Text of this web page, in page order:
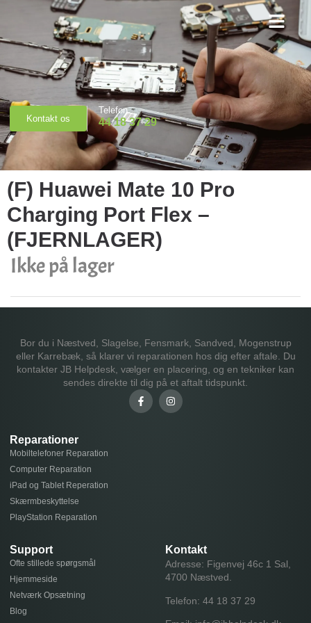
Kontakt os
Telefon
44 18 37 29
(F) Huawei Mate 10 Pro
Charging Port Flex –
(FJERNLAGER)
Ikke på lager
Bor du i Næstved, Slagelse, Fensmark, Sandved, Mogenstrup
eller Karrebæk, så klarer vi reparationen hos dig efter aftale. Du
kontakter JB Helpdesk, vælger en placering, og en tekniker kan
sendes direkte til dig på et aftalt tidspunkt.
Reparationer
Mobiltelefoner Reparation
Computer Reparation
iPad og Tablet Reperation
Skærmbeskyttelse
PlayStation Reparation
Support
Ofte stillede spørgsmål
Hjemmeside
Netværk Opsætning
Blog
Kontakt
Adresse: Figenvej 46c 1 Sal,
4700 Næstved.
Telefon: 44 18 37 29